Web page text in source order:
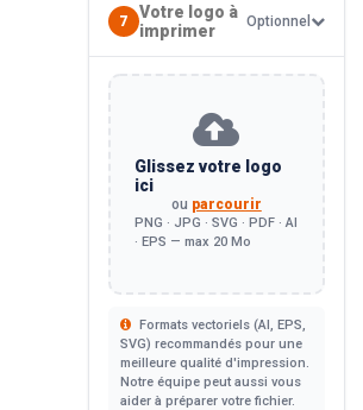
7
Votre logo à
imprimer
Optionnel
Glissez votre logo
ici
ou parcourir
PNG · JPG · SVG · PDF · AI
· EPS — max 20 Mo
Formats vectoriels (AI, EPS,
SVG) recommandés pour une
meilleure qualité d'impression.
Notre équipe peut aussi vous
aider à préparer votre fichier.